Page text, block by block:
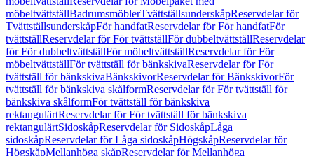
möbeltvättställBadrumsmöblerTvättställsunderskåpReservdelar för
TvättställsunderskåpFör handfatReservdelar för För handfatFör
tvättställReservdelar för För tvättställFör dubbeltvättställReservdelar
för För dubbeltvättställFör möbeltvättställReservdelar för För
möbeltvättställFör tvättställ för bänkskivaReservdelar för För
tvättställ för bänkskivaBänkskivorReservdelar för BänkskivorFör
tvättställ för bänkskiva skålformReservdelar för För tvättställ för
bänkskiva skålformFör tvättställ för bänkskiva
rektangulärtReservdelar för För tvättställ för bänkskiva
rektangulärtSidoskåpReservdelar för SidoskåpLåga
sidoskåpReservdelar för Låga sidoskåpHögskåpReservdelar för
HögskåpMellanhöga skåpReservdelar för Mellanhöga